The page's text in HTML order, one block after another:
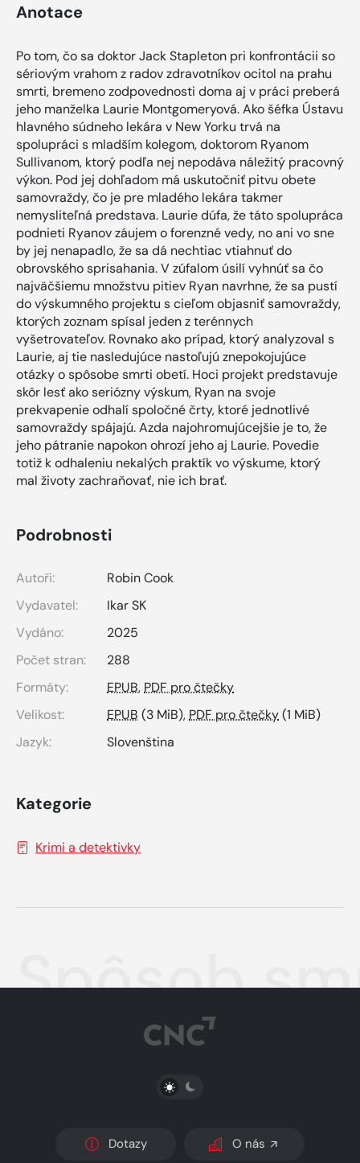
Anotace
Po tom, čo sa doktor Jack Stapleton pri konfrontácii so
sériovým vrahom z radov zdravotníkov ocitol na prahu
smrti, bremeno zodpovednosti doma aj v práci preberá
jeho manželka Laurie Montgomeryová. Ako šéfka Ústavu
hlavného súdneho lekára v New Yorku trvá na
spolupráci s mladším kolegom, doktorom Ryanom
Sullivanom, ktorý podľa nej nepodáva náležitý pracovný
výkon. Pod jej dohľadom má uskutočniť pitvu obete
samovraždy, čo je pre mladého lekára takmer
nemysliteľná predstava. Laurie dúfa, že táto spolupráca
podnieti Ryanov záujem o forenzné vedy, no ani vo sne
by jej nenapadlo, že sa dá nechtiac vtiahnuť do
obrovského sprisahania. V zúfalom úsilí vyhnúť sa čo
najväčšiemu množstvu pitiev Ryan navrhne, že sa pustí
do výskumného projektu s cieľom objasniť samovraždy,
ktorých zoznam spísal jeden z terénnych
vyšetrovateľov. Rovnako ako prípad, ktorý analyzoval s
Laurie, aj tie nasledujúce nastoľujú znepokojujúce
otázky o spôsobe smrti obetí. Hoci projekt predstavuje
skôr lesť ako seriózny výskum, Ryan na svoje
prekvapenie odhalí spoločné črty, ktoré jednotlivé
samovraždy spájajú. Azda najohromujúcejšie je to, že
jeho pátranie napokon ohrozí jeho aj Laurie. Povedie
totiž k odhaleniu nekalých praktík vo výskume, ktorý
mal životy zachraňovať, nie ich brať.
Podrobnosti
Autoři:
Robin Cook
Vydavatel:
Ikar SK
Vydáno:
2025
Počet stran:
288
Formáty:
EPUB, PDF pro čtečky
Velikost:
EPUB (3 MiB), PDF pro čtečky(1 MiB)
Jazyk:
Slovenština
Kategorie
Krimi a detektivky
Spôsob
PŘEPNOUT SVĚTLÝ/TMAVÝ REŽIM
Dotazy O nás